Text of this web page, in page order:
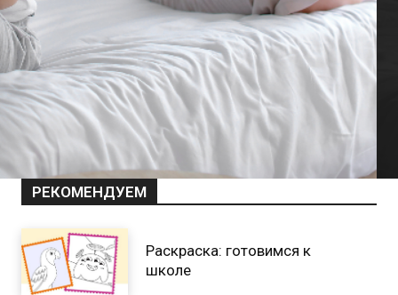
РЕКОМЕНДУЕМ
Раскраска: готовимся к
школе